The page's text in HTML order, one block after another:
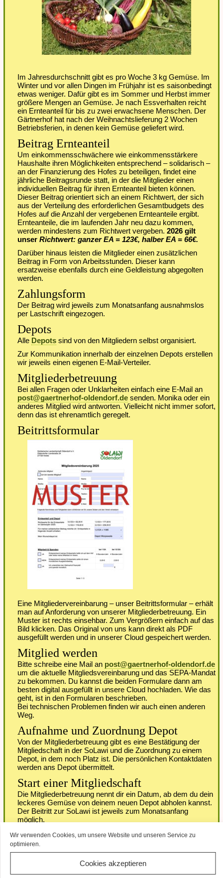
Wir verwenden Cookies, um unsere Website und unseren Service zu
optimieren.
Cookies akzeptieren
Im Jahresdurchschnitt gibt es pro Woche 3 kg Gemüse. Im
Winter und vor allen Dingen im Frühjahr ist es saisonbedingt
etwas weniger. Dafür gibt es im Sommer und Herbst immer
größere Mengen an Gemüse. Je nach Essverhalten reicht
ein Ernteanteil für bis zu zwei erwachsene Menschen. Der
Gärtnerhof hat nach der Weihnachtslieferung 2 Wochen
Betriebsferien, in denen kein Gemüse geliefert wird.
Beitrag Ernteanteil
Um einkommensschwächere wie einkommensstärkere
Haushalte ihren Möglichkeiten entsprechend – solidarisch –
an der Finanzierung des Hofes zu beteiligen, findet eine
jährliche Beitragsrunde statt, in der die Mitglieder einen
individuellen Beitrag für ihren Ernteanteil bieten können.
Dieser Beitrag orientiert sich an einem Richtwert, der sich
aus der Verteilung des erforderlichen Gesamtbudgets des
Hofes auf die Anzahl der vergebenen Ernteanteile ergibt.
Ernteanteile, die im laufenden Jahr neu dazu kommen,
werden mindestens zum Richtwert vergeben. 2026 gilt
unser Richtwert: ganzer EA = 123€, halber EA = 66€.
Darüber hinaus leisten die Mitglieder einen zusätzlichen
Beitrag in Form von Arbeitsstunden. Dieser kann
ersatzweise ebenfalls durch eine Geldleistung abgegolten
werden.
Zahlungsform
Der Beitrag wird jeweils zum Monatsanfang ausnahmslos
per Lastschrift eingezogen.
Depots
Alle Depots sind von den Mitgliedern selbst organisiert.
Zur Kommunikation innerhalb der einzelnen Depots erstellen
wir jeweils einen eigenen E-Mail-Verteiler.
Mitgliederbetreuung
Bei allen Fragen oder Unklarheiten einfach eine E-Mail an
post@gaertnerhof-oldendorf.de senden. Monika oder ein
anderes Mitglied wird antworten. Vielleicht nicht immer sofort,
denn das ist ehrenamtlich geregelt.
Beitrittsformular
Eine Mitgliedervereinbarung – unser Beitrittsformular – erhält
man auf Anforderung von unserer Mitgliederbetreuung. Ein
Muster ist rechts einsehbar. Zum Vergrößern einfach auf das
Bild klicken. Das Original von uns kann direkt als PDF
ausgefüllt werden und in unserer Cloud gespeichert werden.
Mitglied werden
Bitte schreibe eine Mail an post@gaertnerhof-oldendorf.de
um die aktuelle Mitgliedsvereinbarung und das SEPA-Mandat
zu bekommen. Du kannst die beiden Formulare dann am
besten digital ausgefüllt in unsere Cloud hochladen. Wie das
geht, ist in den Formularen beschrieben.
Bei technischen Problemen finden wir auch einen anderen
Weg.
Aufnahme und Zuordnung Depot
Von der Mitgliederbetreuung gibt es eine Bestätigung der
Mitgliedschaft in der SoLawi und die Zuordnung zu einem
Depot, in dem noch Platz ist. Die persönlichen Kontaktdaten
werden ans Depot übermittelt.
Start einer Mitgliedschaft
Die Mitgliederbetreuung nennt dir ein Datum, ab dem du dein
leckeres Gemüse von deinem neuen Depot abholen kannst.
Der Beitritt zur SoLawi ist jeweils zum Monatsanfang
möglich.
Das erste Mal im Depot